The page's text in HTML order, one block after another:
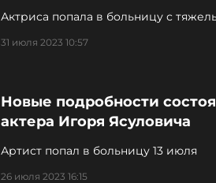
Актриса попала в больницу с
31 июля 2023 10:57
Новые подробности
актера Игоря Ясуловича
Артист попал в больницу 13 июля
26 июля 2023 16:15